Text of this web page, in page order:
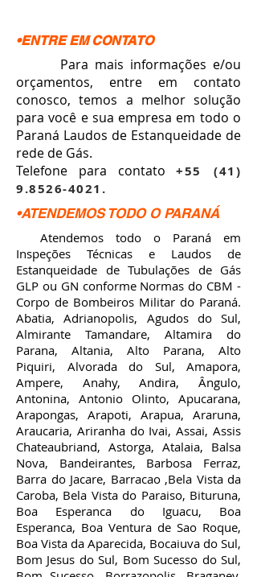
•ENTRE EM CONTATO
Para mais informações e/ou
orçamentos, entre em contato
conosco, temos a melhor solução
para você e sua empresa em todo o
Paraná Laudos de Estanqueidade de
rede de Gás.
Telefone para contato
+55 (41)
9.8526-4021 .
•ATENDEMOS TODO O PARANÁ
Atendemos todo o Paraná em
Inspeções Técnicas e Laudos de
Estanqueidade de Tubulações de Gás
GLP ou GN conforme Normas do CBM -
Corpo de Bombeiros Militar do Paraná.
Abatia, Adrianopolis, Agudos do Sul,
Almirante Tamandare, Altamira do
Parana, Altania, Alto Parana, Alto
Piquiri, Alvorada do Sul, Amapora,
Ampere, Anahy, Andira, Ângulo,
Antonina, Antonio Olinto, Apucarana,
Arapongas, Arapoti, Arapua, Araruna,
Araucaria, Ariranha do Ivai, Assai, Assis
Chateaubriand, Astorga, Atalaia, Balsa
Nova, Bandeirantes, Barbosa Ferraz,
Barra do Jacare, Barracao ,Bela Vista da
Caroba, Bela Vista do Paraiso, Bituruna,
Boa Esperanca do Iguacu, Boa
Esperanca, Boa Ventura de Sao Roque,
Boa Vista da Aparecida, Bocaiuva do Sul,
Bom Jesus do Sul, Bom Sucesso do Sul,